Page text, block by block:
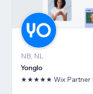
NB, NL
Yonglo
★★★★★ Wix Partner I